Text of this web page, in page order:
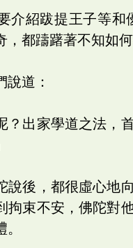
介紹跋提王子等
，都躊躇著不知如何
說道：
？出家學道之法
說後，都很虛心地
拘束不安，佛陀對